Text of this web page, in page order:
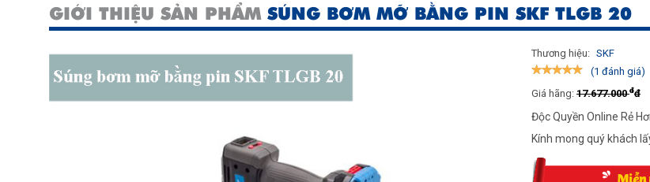
GIỚI THIỆU SẢN PHẨM SÚNG BƠM MỠ BẰNG PIN SKF TLGB 20
Thương hiệu: SKF
(1 đánh giá)
Giá hãng: 17.677.000đđ
Độc Quyền Online Rẻ
Kính mong quý khách